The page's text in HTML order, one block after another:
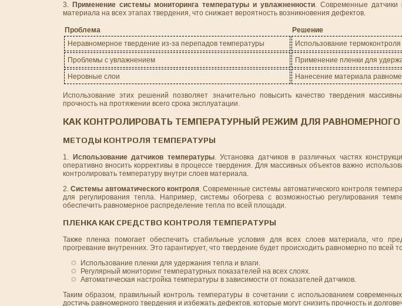
3. Применение системы мониторинга температуры и увлажненности. Современные датчики
материала на всех этапах твердения, что снижает вероятность возникновения дефектов.
Проблема
Решение
Неравномерное твердение из-за перепадов температуры
Использование
Проблемы с увлажнением
Применение пленки для
Неровные слои
Нанесение материала
Использование этих решений позволяет значительно повысить качество твердения
прочность на протяжении всего срока эксплуатации.
КАК КОНТРОЛИРОВАТЬ ТЕМПЕРАТУРНЫЙ РЕЖИМ ДЛЯ РАВНОМЕРНОГО
МЕТОДЫ КОНТРОЛЯ ТЕМПЕРАТУРЫ
1. Использование датчиков температуры. Установка датчиков в различных частях
оперативно вносить коррективы в процессе твердения. Для массивных объектов важно
контролировать температуру внутри слоев материала.
2.Системы автоматического контроля. Современные системы автоматического контроля
для регулирования тепла. Например, системы обогрева с возможностью регулирования
обеспечить равномерное распределение тепла по всей площади.
ПЛЕНКА КАК СРЕДСТВО КОНТРОЛЯ ТЕМПЕРАТУРЫ
Также пленка помогает обеспечить стабильные условия для всех слоев материала, что
прогревание внутренних. Это гарантирует, что твердение будет происходить равномерно по всей
Использование пленки для удержания тепла и влаги.
Регулярный мониторинг температурных показателей на всех слоях.
Автоматическая настройка температуры в зависимости от показателей датчиков.
Таким образом, правильный контроль температуры в сочетании с использованием
достичь равномерного твердения и избежать дефектов, которые могут снизить прочность и